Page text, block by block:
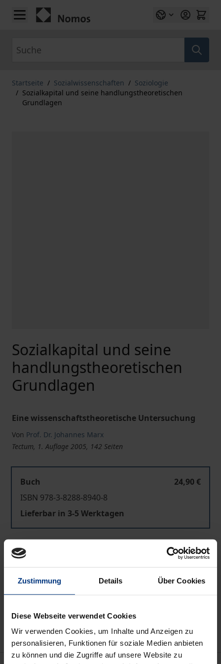
Zustimmung Details Über Cookies
Diese Webseite verwendet Cookies
Wir verwenden Cookies, um Inhalte und Anzeigen zu
personalisieren, Funktionen für soziale Medien anbieten
zu können und die Zugriffe auf unsere Website zu
Zum Inhalt springen
Startseite / Sozialwissenschaften / Soziologie
/ Sozialkapital und seine handlungstheoretischen
Grundlagen
Sozialkapital und seine
handlungstheoretischen
Grundlagen
Eine wissenschaftstheoretische Untersuchung
Von Prof. Dr. Johannes Marx
Tectum, 1. Auflage 2005, 142 Seiten
Buch
24,90 €
ISBN 978-3-8288-8940-8
Lieferbar in 3-5 Werktagen
Preisangaben inkl. MwSt. Abhängig von der Lieferadresse
kann die MwSt. an der Kasse variieren.
In den Warenkorb
Hinweise zu Versandkosten